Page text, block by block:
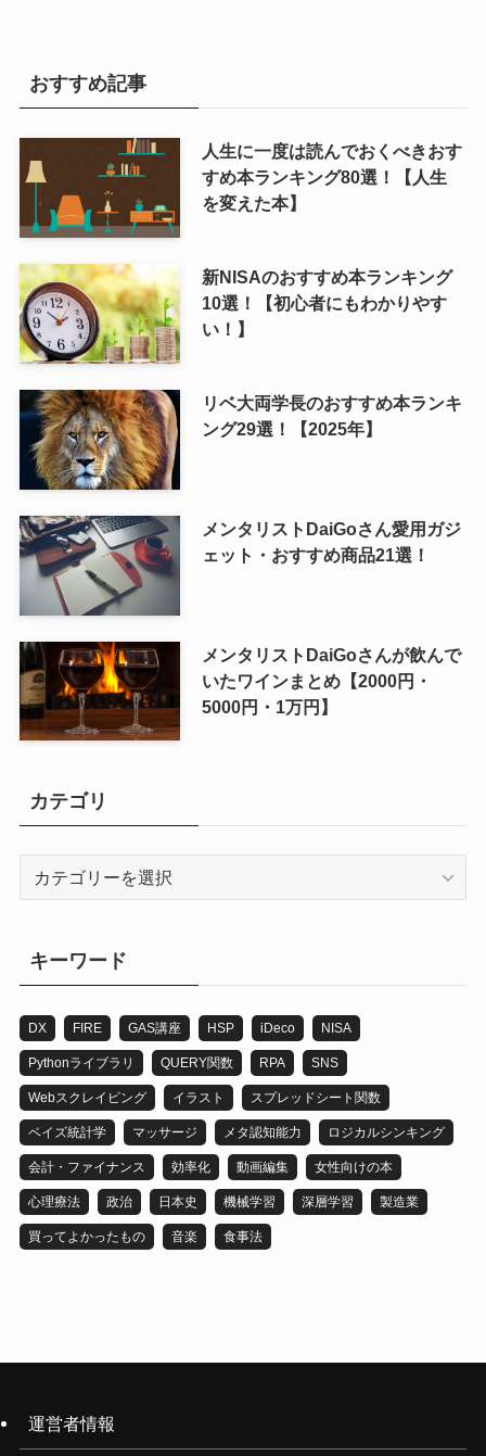
おすすめ記事
人生に一度は読んでおくべきおす
すめ本ランキング80選！【人生
を変えた本】
新NISAのおすすめ本ランキング
10選！【初心者にもわかりやす
い！】
リベ大両学長のおすすめ本ランキ
ング29選！【2025年】
メンタリストDaiGoさん愛用ガジ
ェット・おすすめ商品21選！
メンタリストDaiGoさんが飲んで
いたワインまとめ【2000円・
5000円・1万円】
カテゴリ
キーワード
DX FIRE GAS講座 HSP iDeco NISA
Pythonライブラリ QUERY関数 RPA SNS
Webスクレイピング イラスト スプレッドシート関数
ベイズ統計学 マッサージ メタ認知能力 ロジカルシンキング
会計・ファイナンス 効率化 動画編集 女性向けの本
心理療法 政治 日本史 機械学習 深層学習 製造業
買ってよかったもの 音楽 食事法
運営者情報